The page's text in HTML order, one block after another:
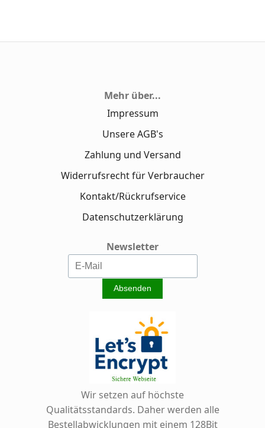
Mehr über...
Impressum
Unsere AGB's
Zahlung und Versand
Widerrufsrecht für Verbraucher
Kontakt/Rückrufservice
Datenschutzerklärung
Newsletter
Wir setzen auf höchste
Qualitätsstandards. Daher werden alle
Bestellabwicklungen mit einem 128Bit